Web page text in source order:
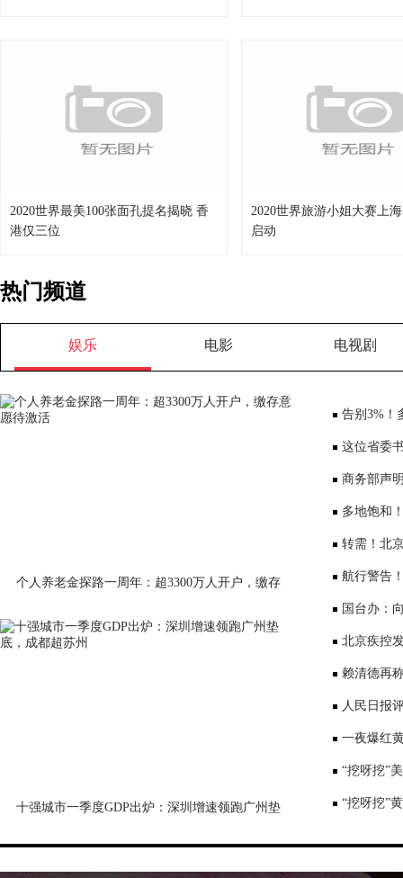
2020世界最美100张面孔提名揭晓 香
港仅三位
2020世界旅游小姐大赛上
启动
热门频道
娱乐 电影 电视剧
个人养老金探路一周年：超3300万人开户，缴存
十强城市一季度GDP出炉：深圳增速领跑广州垫
告别3%！
少3000元利
这位省委
部、10位女
商务部声
会”多地饱和
序竞争仍是
转需！北
公布
航行警告
国台办：
表达深切哀
北京疾控
景要戴口罩
赖清德再
国台办回应
人民日报
一夜爆红
师：或涉嫌
“挖呀挖”
“挖呀挖”